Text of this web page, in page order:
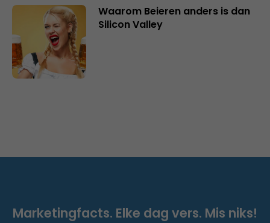
Waarom Beieren anders is dan
Silicon Valley
Marketingfacts. Elke dag vers. Mis niks!